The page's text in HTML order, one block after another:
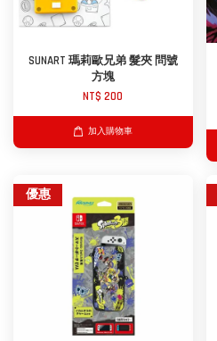
SUNART 瑪莉歐兄弟 髮夾 問號
方塊
NT$ 200
加入購物車
優惠